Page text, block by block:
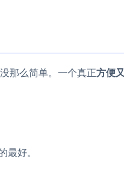
那么简单。一个真正方便又
最好。